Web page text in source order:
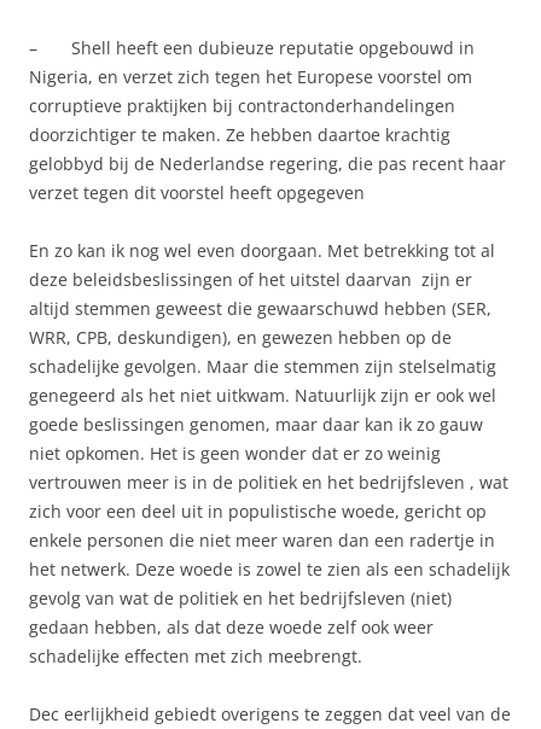
– Shell heeft een dubieuze reputatie opgebouwd in
Nigeria, en verzet zich tegen het Europese voorstel om
corruptieve praktijken bij contractonderhandelingen
doorzichtiger te maken. Ze hebben daartoe krachtig
gelobbyd bij de Nederlandse regering, die pas recent haar
verzet tegen dit voorstel heeft opgegeven
En zo kan ik nog wel even doorgaan. Met betrekking tot al
deze beleidsbeslissingen of het uitstel daarvan zijn er
altijd stemmen geweest die gewaarschuwd hebben (SER,
WRR, CPB, deskundigen), en gewezen hebben op de
schadelijke gevolgen. Maar die stemmen zijn stelselmatig
genegeerd als het niet uitkwam. Natuurlijk zijn er ook wel
goede beslissingen genomen, maar daar kan ik zo gauw
niet opkomen. Het is geen wonder dat er zo weinig
vertrouwen meer is in de politiek en het bedrijfsleven , wat
zich voor een deel uit in populistische woede, gericht op
enkele personen die niet meer waren dan een radertje in
het netwerk. Deze woede is zowel te zien als een schadelijk
gevolg van wat de politiek en het bedrijfsleven (niet)
gedaan hebben, als dat deze woede zelf ook weer
schadelijke effecten met zich meebrengt.
Dec eerlijkheid gebiedt overigens te zeggen dat veel van de